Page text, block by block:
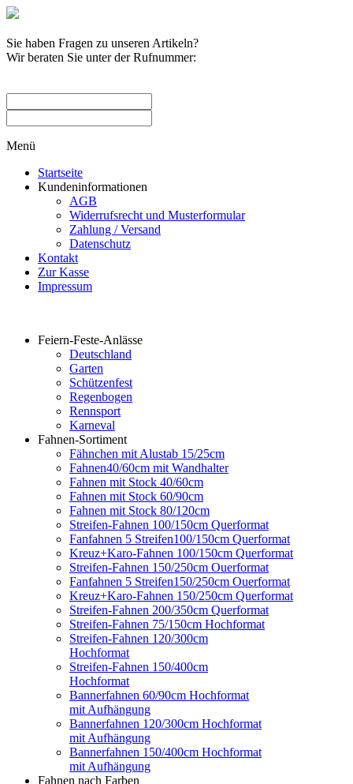
Sie haben Fragen zu unseren Artikeln?
Wir beraten Sie unter der Rufnummer:
Menü
Startseite
Kundeninformationen
AGB
Widerrufsrecht und Musterformular
Zahlung / Versand
Datenschutz
Kontakt
Zur Kasse
Impressum
Feiern-Feste-Anlässe
Deutschland
Garten
Schützenfest
Regenbogen
Rennsport
Karneval
Fahnen-Sortiment
Fähnchen mit Alustab 15/25cm
Fahnen40/60cm mit Wandhalter
Fahnen mit Stock 40/60cm
Fahnen mit Stock 60/90cm
Fahnen mit Stock 80/120cm
Streifen-Fahnen 100/150cm Querformat
Fanfahnen 5 Streifen100/150cm Querformat
Kreuz+Karo-Fahnen 100/150cm Querformat
Streifen-Fahnen 150/250cm Ouerformat
Fanfahnen 5 Streifen150/250cm Ouerformat
Kreuz+Karo-Fahnen 150/250cm Querformat
Streifen-Fahnen 200/350cm Querformat
Streifen-Fahnen 75/150cm Hochformat
Streifen-Fahnen 120/300cm
Hochformat
Streifen-Fahnen 150/400cm
Hochformat
Bannerfahnen 60/90cm Hochformat
mit Aufhängung
Bannerfahnen 120/300cm Hochformat
mit Aufhängung
Bannerfahnen 150/400cm Hochformat
mit Aufhängung
Fahnen nach Farben